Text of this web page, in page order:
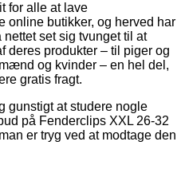
for alle at lave
online butikker, og herved har
set sig tvunget til at
deres produkter – til piger og
og kvinder – en hel del,
gratis fragt.
gunstigt at studere nogle
på Fenderclips XXL 26-32
er tryg ved at modtage den